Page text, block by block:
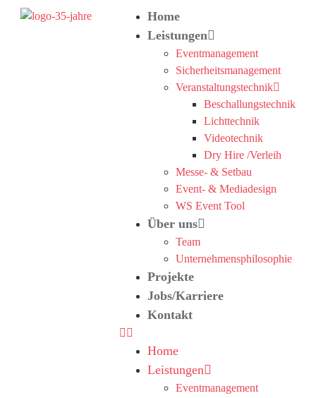
Home
Leistungen
Eventmanagement
Sicherheitsmanagement
Veranstaltungstechnik
Beschallungstechnik
Lichttechnik
Videotechnik
Dry Hire /Verleih
Messe- & Setbau
Event- & Mediadesign
WS Event Tool
Über uns
Team
Unternehmensphilosophie
Projekte
Jobs/Karriere
Kontakt
Home
Leistungen
Eventmanagement